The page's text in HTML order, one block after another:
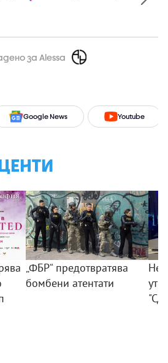
за Alessa
Google News Youtube
„ФБР“ предотвратява
бомбени атентати